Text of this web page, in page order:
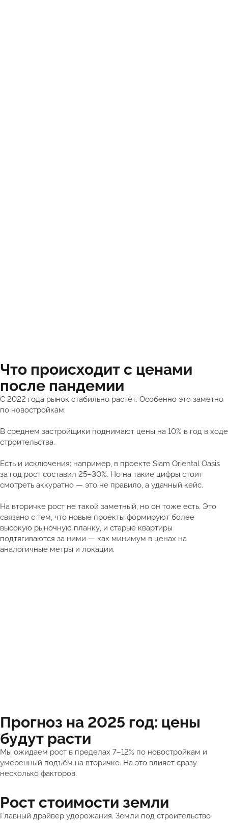
Что происходит с ценами
после пандемии
С 2022 года рынок стабильно растёт. Особенно это заметно
по новостройкам:
В среднем застройщики поднимают цены на 10% в год в ходе
строительства.
Есть и исключения: например, в проекте Siam Oriental Oasis
за год рост составил 25–30%. Но на такие цифры стоит
смотреть аккуратно — это не правило, а удачный кейс.
На вторичке рост не такой заметный, но он тоже есть. Это
связано с тем, что новые проекты формируют более
высокую рыночную планку, и старые квартиры
подтягиваются за ними — как минимум в ценах на
аналогичные метры и локации.
Прогноз на 2025 год: цены
будут расти
Мы ожидаем рост в пределах 7–12% по новостройкам и
умеренный подъём на вторичке. На это влияет сразу
несколько факторов.
Рост стоимости земли
Главный драйвер удорожания. Земли под строительство